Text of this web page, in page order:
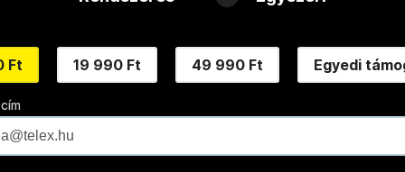
Ft 19 990 Ft 49 990 Ft Egyedi